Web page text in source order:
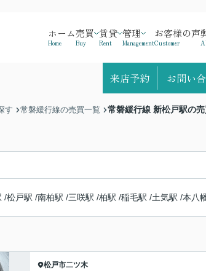
ホーム
Home
売買
Buy
賃貸
Rent
管理
Management
お客様の声
Customer
来店予約 お問い
す 常磐緩行線の売買一覧 常磐緩行線 新松戸駅の
/松戸駅 /南柏駅 /三咲駅 /柏駅 /稲毛駅 /土気駅 /本八
松戸市二ツ木